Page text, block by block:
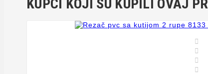
KUPCI KOJI SU KUPILI OVAJ



